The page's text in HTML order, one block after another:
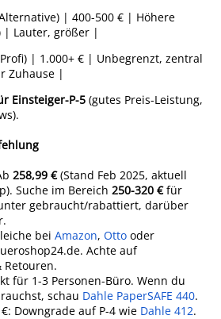
| 400-500 € | Höhere
| Lauter, größer |
| 1.000+ € | Unbegrenzt, zentral
Zuhause |
Einsteiger-P-5 (gutes Preis-Leistung,
258,99 €(Stand Feb 2025, aktuell
Suche im Bereich 250-320 €für
gebraucht/rabattiert, darüber
bei Amazon, Otto oder
Achte auf
Retouren.
für 1-3 Personen-Büro. Wenn du
schau Dahle PaperSAFE 440.
Downgrade auf P-4 wie Dahle 412.